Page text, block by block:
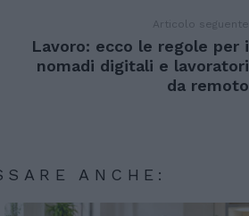
Articolo seguente
Lavoro: ecco le regole per i
nomadi digitali e lavoratori
da remoto
ANCHE: